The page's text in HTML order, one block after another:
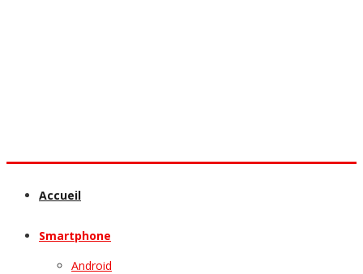
Accueil
Smartphone
Android